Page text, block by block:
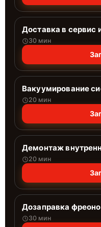
Доставка в сервис
30 мин
Вакуумирование
20 мин
Демонтаж
20 мин
Дозаправка
30 мин